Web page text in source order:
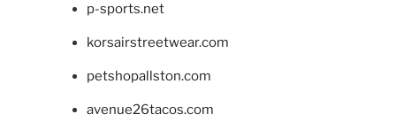
p-sports.net
korsairstreetwear.com
petshopallston.com
avenue26tacos.com